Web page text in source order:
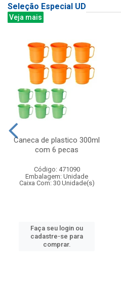
Seleção Especial UD
Veja mais
Caneca de plastico 300ml
com 6 pecas
Código: 471090
Embalagem: Unidade
Caixa Com: 30 Unidade(s)
Faça seu login ou
cadastre-se para
comprar.